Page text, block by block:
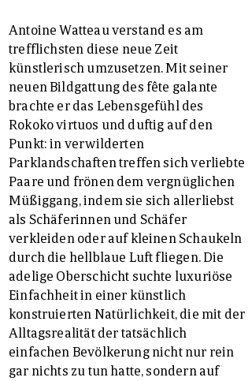
Antoine Watteau verstand es am
trefflichsten diese neue Zeit
künstlerisch umzusetzen. Mit seiner
neuen Bildgattung des fête galante
brachte er das Lebensgefühl des
Rokoko virtuos und duftig auf den
Punkt: in verwilderten
Parklandschaften treffen sich verliebte
Paare und frönen dem vergnüglichen
Müßiggang, indem sie sich allerliebst
als Schäferinnen und Schäfer
verkleiden oder auf kleinen Schaukeln
durch die hellblaue Luft fliegen. Die
adelige Oberschicht suchte luxuriöse
Einfachheit in einer künstlich
konstruierten Natürlichkeit, die mit der
Alltagsrealität der tatsächlich
einfachen Bevölkerung nicht nur rein
gar nichts zu tun hatte, sondern auf